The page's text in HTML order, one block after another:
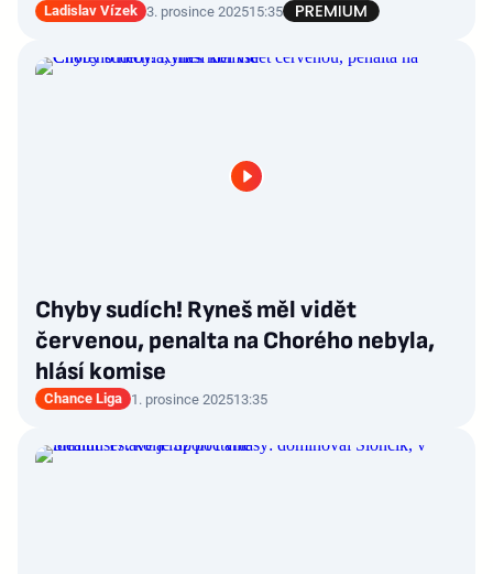
Ladislav Vízek 3. prosince 202515:35
Chyby sudích! Ryneš měl vidět
červenou, penalta na Chorého nebyla,
hlásí komise
Chance Liga 1. prosince 202513:35